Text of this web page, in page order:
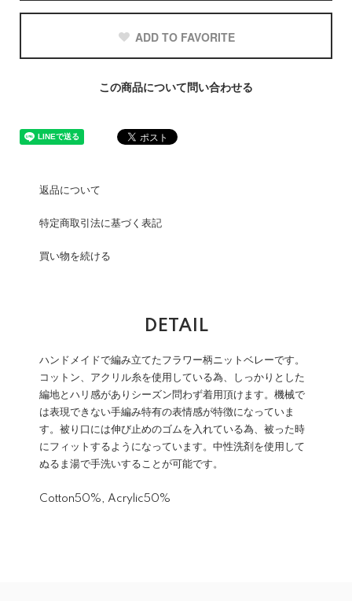
ADD TO FAVORITE
この商品について問い合わせる
返品について
特定商取引法に基づく表記
買い物を続ける
DETAIL
ハンドメイドで編み立てたフラワー柄ニットベレーです。
コットン、アクリル糸を使用している為、しっかりとした
編地とハリ感がありシーズン問わず着用頂けます。機械で
は表現できない手編み特有の表情感が特徴になっていま
す。被り口には伸び止めのゴムを入れている為、被った時
にフィットするようになっています。中性洗剤を使用して
ぬるま湯で手洗いすることが可能です。
Cotton50%, Acrylic50%